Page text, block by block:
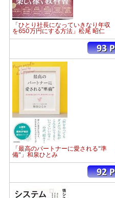
「ひとり社長になっていきなり年収
を650万円にする方法」松尾 昭仁
「最高のパートナーに愛される"準
備"」和泉ひとみ